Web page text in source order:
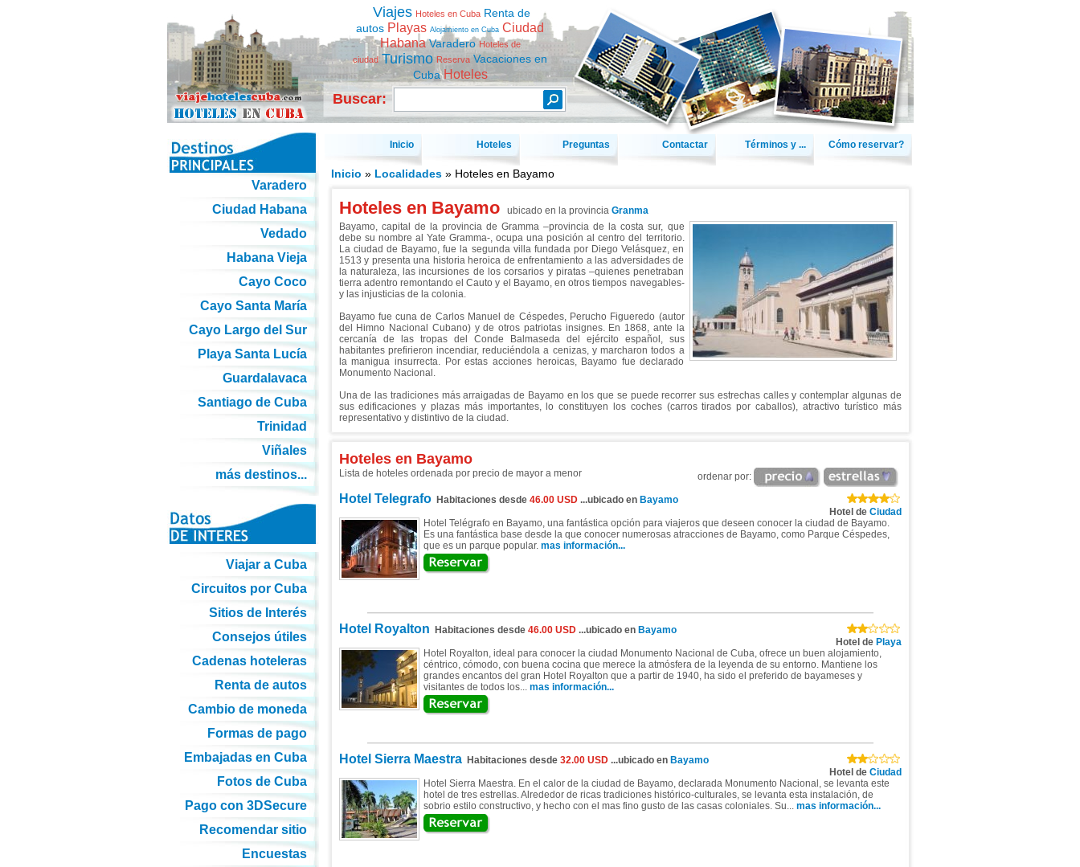
Viajes Hoteles en Cuba Renta de
autos Playas Alojamiento en Cuba Ciudad
Habana Varadero Hoteles de
ciudad Turismo Reserva Vacaciones en
Cuba Hoteles
Buscar:
Inicio Hoteles Preguntas Contactar Términos y ... Cómo reservar?
Inicio » Localidades» Hoteles en Bayamo
Hoteles en Bayamo ubicado en la provincia Granma
Bayamo, capital de la provincia de Gramma –provincia de la costa sur, que
debe su nombre al Yate Gramma-, ocupa una posición al centro del territorio.
La ciudad de Bayamo, fue la segunda villa fundada por Diego Velásquez, en
1513 y presenta una historia heroica de enfrentamiento a las adversidades de
la naturaleza, las incursiones de los corsarios y piratas –quienes penetraban
tierra adentro remontando el Cauto y el Bayamo, en otros tiempos navegables-
y las injusticias de la colonia.
Bayamo fue cuna de Carlos Manuel de Céspedes, Perucho Figueredo (autor
del Himno Nacional Cubano) y de otros patriotas insignes. En 1868, ante la
cercanía de las tropas del Conde Balmaseda del ejército español, sus
habitantes prefirieron incendiar, reduciéndola a cenizas, y marcharon todos a
la manigua insurrecta. Por estas acciones heroicas, Bayamo fue declarado
Monumento Nacional.
Una de las tradiciones más arraigadas de Bayamo en los que se puede recorrer sus estrechas calles y contemplar algunas de
sus edificaciones y plazas más importantes, lo constituyen los coches (carros tirados por caballos), atractivo turístico más
representativo y distintivo de la ciudad.
Hoteles en Bayamo
ordenar por:
Lista de hoteles ordenada por precio de mayor a menor
Hotel TelegrafoHabitaciones desde 46.00 USD...ubicado en Bayamo
Hotel de Ciudad
Hotel Telégrafo en Bayamo, una fantástica opción para viajeros que deseen conocer la ciudad de Bayamo.
Es una fantástica base desde la que conocer numerosas atracciones de Bayamo, como Parque Céspedes,
que es un parque popular. mas información...
Hotel Royalton Habitaciones desde 46.00 USD...ubicado en Bayamo
Hotel de Playa
Hotel Royalton, ideal para conocer la ciudad Monumento Nacional de Cuba, ofrece un buen alojamiento,
céntrico, cómodo, con buena cocina que merece la atmósfera de la leyenda de su entorno. Mantiene los
grandes encantos del gran Hotel Royalton que a partir de 1940, ha sido el preferido de bayameses y
visitantes de todos los... mas información...
Hotel Sierra MaestraHabitaciones desde 32.00 USD...ubicado en Bayamo
Hotel de Ciudad
Hotel Sierra Maestra. En el calor de la ciudad de Bayamo, declarada Monumento Nacional, se levanta este
hotel de tres estrellas. Alrededor de ricas tradiciones histórico-culturales, se levanta esta instalación, de
sobrio estilo constructivo, y hecho con el mas fino gusto de las casas coloniales. Su... mas información...
Varadero
Ciudad Habana
Vedado
Habana Vieja
Cayo Coco
Cayo Santa María
Cayo Largo del Sur
Playa Santa Lucía
Guardalavaca
Santiago de Cuba
Trinidad
Viñales
más destinos...
Viajar a Cuba
Circuitos por Cuba
Sitios de Interés
Consejos útiles
Cadenas hoteleras
Renta de autos
Cambio de moneda
Formas de pago
Embajadas en Cuba
Fotos de Cuba
Pago con 3DSecure
Recomendar sitio
Encuestas